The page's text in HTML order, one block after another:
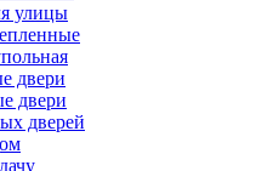
улицы
двери
двери
дверей